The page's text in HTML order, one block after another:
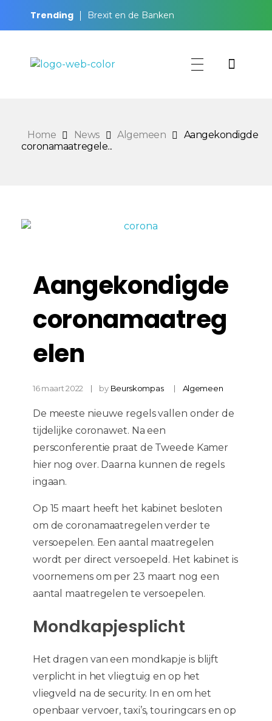
Trending Brexit en de Banken
Home News Algemeen
Aangekondigde
coronamaatregele...
Aangekondigde
coronamaatreg
elen
16 maart 2022 by Beurskompas Algemeen
De meeste nieuwe regels vallen onder de
tijdelijke coronawet. Na een
persconferentie praat de Tweede Kamer
hier nog over. Daarna kunnen de regels
ingaan.
Op 15 maart heeft het kabinet besloten
om de coronamaatregelen verder te
versoepelen. Een aantal maatregelen
wordt per direct versoepeld. Het kabinet is
voornemens om per 23 maart nog een
aantal maatregelen te versoepelen.
Mondkapjesplicht
Het dragen van een mondkapje is blijft
verplicht in het vliegtuig en op het
vliegveld na de security. In en om het
openbaar vervoer, taxi’s, touringcars en op